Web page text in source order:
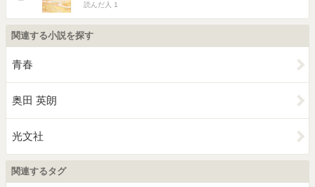
読んだ人 1
関連する小説を探す
青春
奥田 英朗
光文社
関連するタグ